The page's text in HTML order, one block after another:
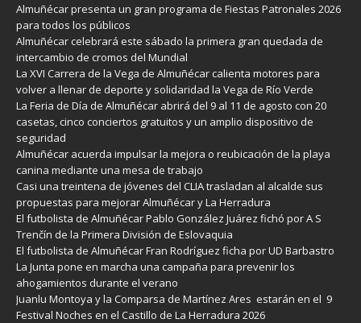
Almuñécar presenta un gran programa de Fiestas Patronales 2026
para todos los públicos
Almuñécar celebrará este sábado la primera gran quedada de
intercambio de cromos del Mundial
La XVI Carrera de la Vega de Almuñécar calienta motores para
volver a llenar de deporte y solidaridad la Vega de Río Verde
La Feria de Día de Almuñécar abrirá del 9 al 11 de agosto con 20
casetas, cinco conciertos gratuitos y un amplio dispositivo de
seguridad
Almuñécar acuerda impulsar la mejora o reubicación de la playa
canina mediante una mesa de trabajo
Casi una treintena de jóvenes del CLIA trasladan al alcalde sus
propuestas para mejorar Almuñécar y La Herradura
El futbolista de Almuñécar Pablo González Juárez fichó por A S
Trenčín de la Primera División de Eslovaquia
El futbolista de Almuñécar Fran Rodríguez ficha por UD Barbastro
La Junta pone en marcha una campaña para prevenir los
ahogamientos durante el verano
Juanlu Montoya y la Comparsa de Martínez Ares estarán en el 9
Festival Noches en el Castillo de La Herradura 2026